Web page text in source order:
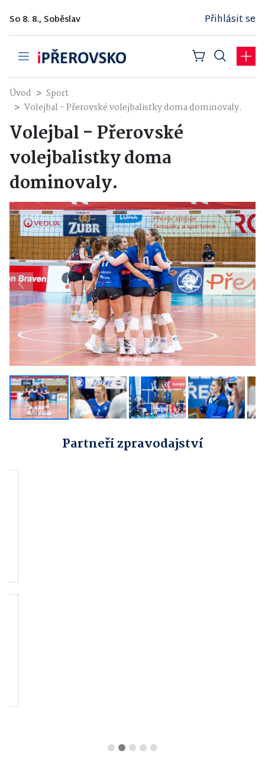
So 8. 8., Soběslav Přihlásit se
Úvod
Sport
Volejbal - Přerovské volejbalistky doma dominovaly.
Volejbal - Přerovské
volejbalistky doma
dominovaly.
Previous Next
Partneři zpravodajství